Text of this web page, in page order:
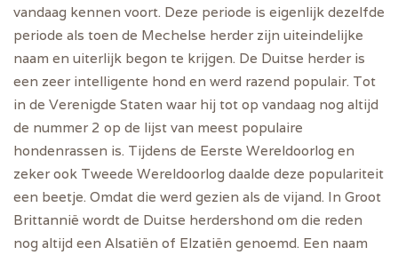
vandaag kennen voort. Deze periode is eigenlijk dezelfde
periode als toen de Mechelse herder zijn uiteindelijke
naam en uiterlijk begon te krijgen. De Duitse herder is
een zeer intelligente hond en werd razend populair. Tot
in de Verenigde Staten waar hij tot op vandaag nog altijd
de nummer 2 op de lijst van meest populaire
hondenrassen is. Tijdens de Eerste Wereldoorlog en
zeker ook Tweede Wereldoorlog daalde deze populariteit
een beetje. Omdat die werd gezien als de vijand. In Groot
Brittannië wordt de Duitse herdershond om die reden
nog altijd een Alsatiën of Elzatiën genoemd. Een naam